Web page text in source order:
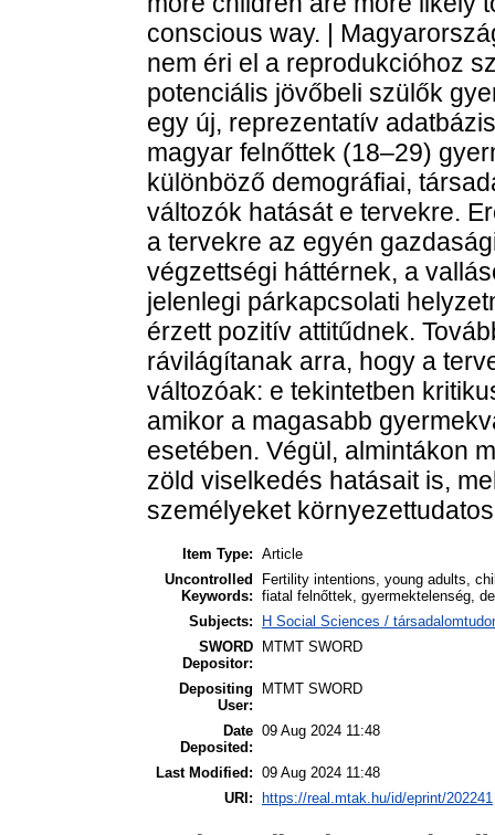
conscious way. |
nem éri el a reprodukcióhoz
potenciális jövőbeli szülők
egy új, reprezentatív
magyar felnőttek (18–29)
különböző demográfiai,
változók hatását e tervekre.
a tervekre az egyén
végzettségi háttérnek, a
jelenlegi párkapcsolati
érzett pozitív attitűdnek.
rávilágítanak arra, hogy a
változóak: e tekintetben
amikor a magasabb
esetében. Végül, almintákon
zöld viselkedés hatásait is,
személyeket
Item Type: Article
Uncontrolled
Keywords:
Fertility intentions, young adults,
fiatal felnőttek, gyermektelenség,
Subjects:
H Social Sciences /
SWORD
Depositor:
MTMT SWORD
Depositing
User:
MTMT SWORD
Date
Deposited:
09 Aug 2024 11:48
Last Modified: 09 Aug 2024 11:48
URI:
https://real.mtak.hu/id/eprint/202241